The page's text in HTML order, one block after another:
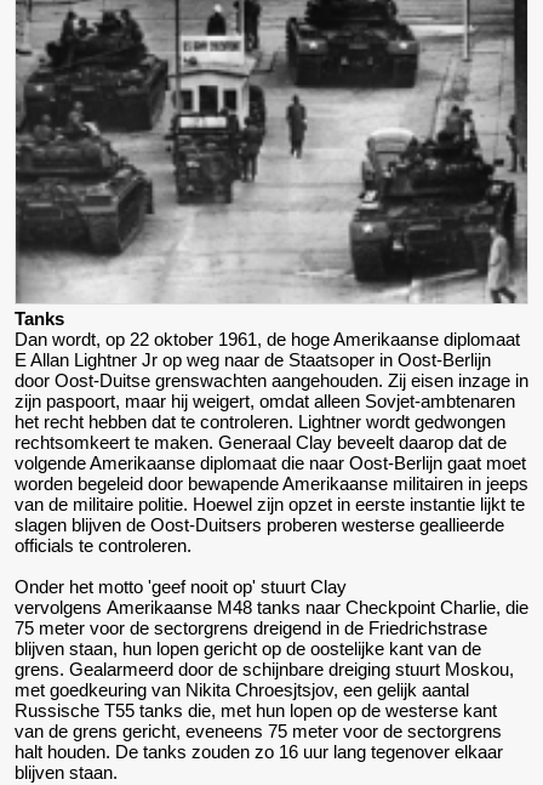
Tanks
Dan wordt, op 22 oktober 1961, de hoge Amerikaanse diplomaat
E Allan Lightner Jr op weg naar de Staatsoper in Oost-Berlijn
door Oost-Duitse grenswachten aangehouden. Zij eisen inzage in
zijn paspoort, maar hij weigert, omdat alleen Sovjet-ambtenaren
het recht hebben dat te controleren. Lightner wordt gedwongen
rechtsomkeert te maken. Generaal Clay beveelt daarop dat de
volgende Amerikaanse diplomaat die naar Oost-Berlijn gaat moet
worden begeleid door bewapende Amerikaanse militairen in jeeps
van de militaire politie. Hoewel zijn opzet in eerste instantie lijkt te
slagen blijven de Oost-Duitsers proberen westerse geallieerde
officials te controleren.
Onder het motto 'geef nooit op' stuurt Clay
vervolgens Amerikaanse M48 tanks naar Checkpoint Charlie, die
75 meter voor de sectorgrens dreigend in de Friedrichstrase
blijven staan, hun lopen gericht op de oostelijke kant van de
grens. Gealarmeerd door de schijnbare dreiging stuurt Moskou,
met goedkeuring van Nikita Chroesjtsjov, een gelijk aantal
Russische T55 tanks die, met hun lopen op de westerse kant
van de grens gericht, eveneens 75 meter voor de sectorgrens
halt houden. De tanks zouden zo 16 uur lang tegenover elkaar
blijven staan.